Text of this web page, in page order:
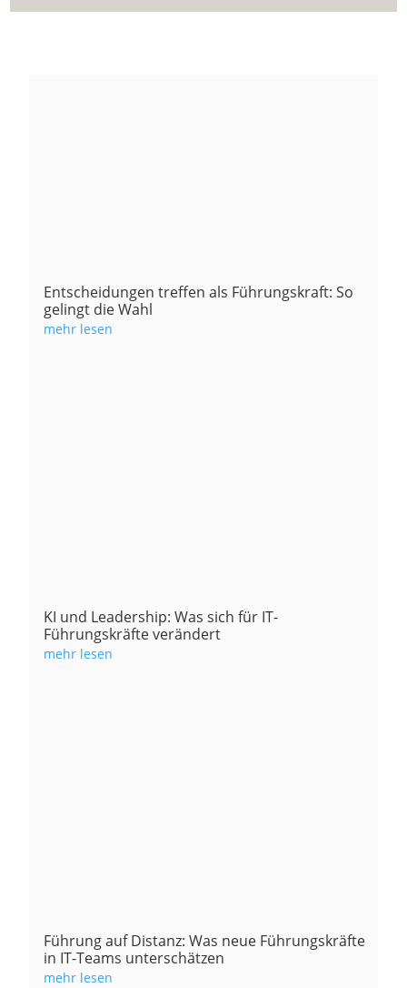
Entscheidungen treffen als Führungskraft: So
gelingt die Wahl
mehr lesen
KI und Leadership: Was sich für IT-
Führungskräfte verändert
mehr lesen
Führung auf Distanz: Was neue Führungskräfte
in IT-Teams unterschätzen
mehr lesen